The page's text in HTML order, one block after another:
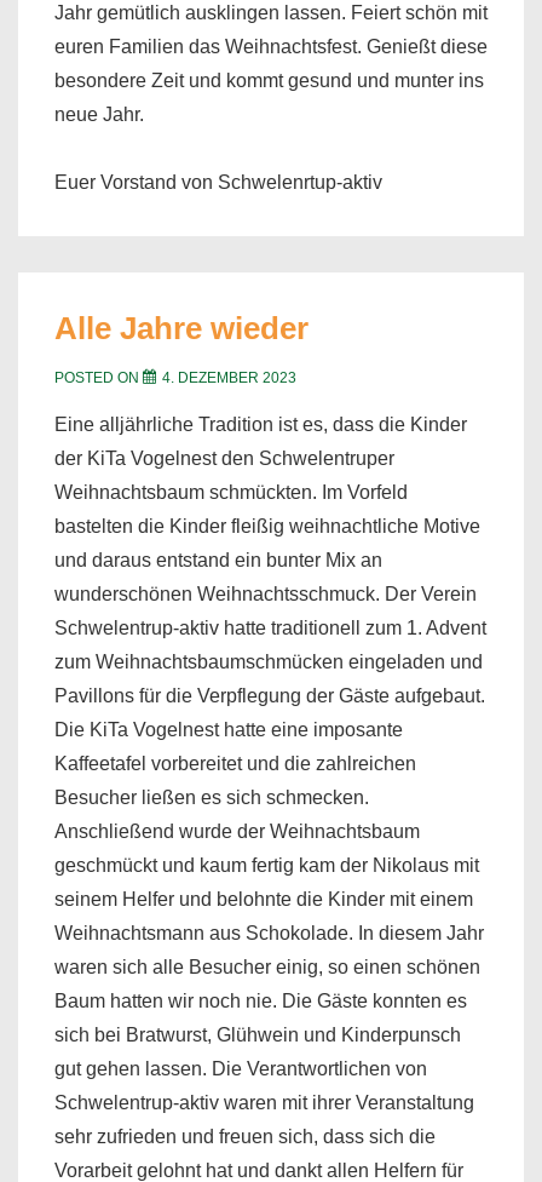
Jahr gemütlich ausklingen lassen. Feiert schön mit
euren Familien das Weihnachtsfest. Genießt diese
besondere Zeit und kommt gesund und munter ins
neue Jahr.
Euer Vorstand von Schwelenrtup-aktiv
Alle Jahre wieder
POSTED ON 4. DEZEMBER 2023
Eine alljährliche Tradition ist es, dass die Kinder
der KiTa Vogelnest den Schwelentruper
Weihnachtsbaum schmückten. Im Vorfeld
bastelten die Kinder fleißig weihnachtliche Motive
und daraus entstand ein bunter Mix an
wunderschönen Weihnachtsschmuck. Der Verein
Schwelentrup-aktiv hatte traditionell zum 1. Advent
zum Weihnachtsbaumschmücken eingeladen und
Pavillons für die Verpflegung der Gäste aufgebaut.
Die KiTa Vogelnest hatte eine imposante
Kaffeetafel vorbereitet und die zahlreichen
Besucher ließen es sich schmecken.
Anschließend wurde der Weihnachtsbaum
geschmückt und kaum fertig kam der Nikolaus mit
seinem Helfer und belohnte die Kinder mit einem
Weihnachtsmann aus Schokolade. In diesem Jahr
waren sich alle Besucher einig, so einen schönen
Baum hatten wir noch nie. Die Gäste konnten es
sich bei Bratwurst, Glühwein und Kinderpunsch
gut gehen lassen. Die Verantwortlichen von
Schwelentrup-aktiv waren mit ihrer Veranstaltung
sehr zufrieden und freuen sich, dass sich die
Vorarbeit gelohnt hat und dankt allen Helfern für